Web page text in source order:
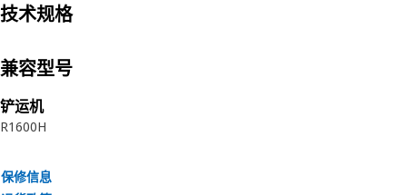
技术规格
兼容型号
铲运机
R1600H
保修信息